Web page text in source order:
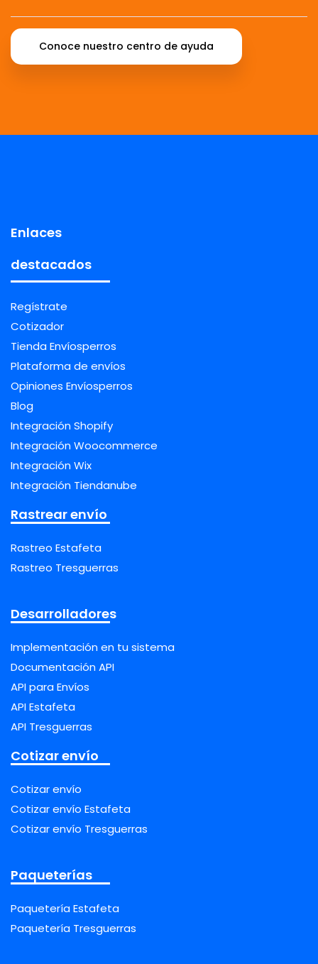
Conoce nuestro centro de ayuda
Enlaces
destacados
Regístrate
Cotizador
Tienda Envíosperros
Plataforma de envíos
Opiniones Envíosperros
Blog
Integración Shopify
Integración Woocommerce
Integración Wix
Integración Tiendanube
Rastrear envío
Rastreo Estafeta
Rastreo Tresguerras
Desarrolladores
Implementación en tu sistema
Documentación API
API para Envíos
API Estafeta
API Tresguerras
Cotizar envío
Cotizar envío
Cotizar envío Estafeta
Cotizar envío Tresguerras
Paqueterías
Paquetería Estafeta
Paquetería Tresguerras